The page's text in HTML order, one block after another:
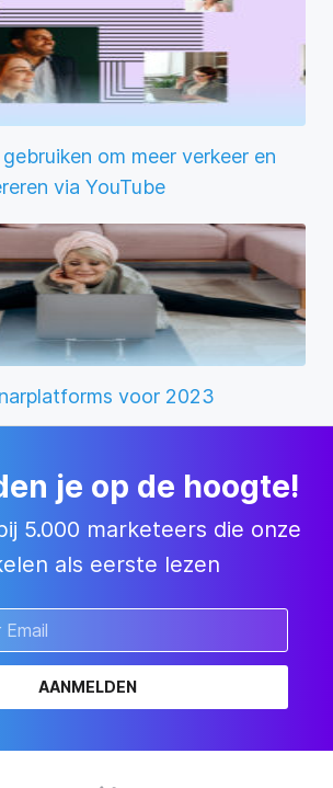
om meer verkeer en
via YouTube
voor 2023
je op de hoogte!
5.000 marketeers die onze
als eerste lezen
AANMELDEN